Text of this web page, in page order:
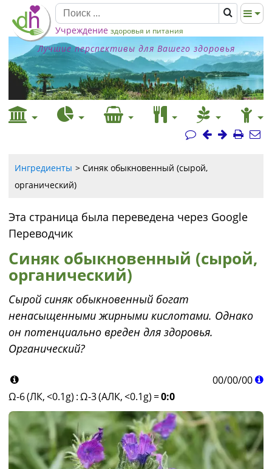
Учреждение здоровья и питания
Лучшие перспективы для Вашего здоровья
Ингредиенты
Синяк обыкновенный (сырой,
органический)
Эта страница была переведена через Google
Переводчик
Синяк обыкновенный (сырой,
органический)
Сырой синяк обыкновенный богат
ненасыщенными жирными кислотами. Однако
он потенциально вреден для здоровья.
Органический?
00/00/00
Ω-6 (ЛК, <0.1g) :Ω-3 (АЛК, <0.1g) =0:0